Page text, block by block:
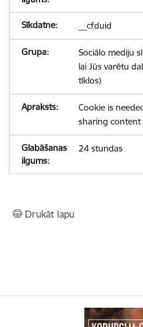
__cfduid
Sociālo mediju
lai Jūs varētu
tīklos)
Cookie is
sharing content
24 stundas
Drukāt lapu